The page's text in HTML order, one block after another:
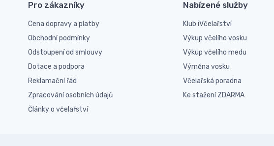
Pro zákazníky
Cena dopravy a platby
Obchodní podmínky
Odstoupení od smlouvy
Dotace a podpora
Reklamační řád
Zpracování osobních údajů
Články o včelařství
Nabízené služby
Klub iVčelařství
Výkup včelího vosku
Výkup včelího medu
Výměna vosku
Včelařská poradna
Ke stažení ZDARMA